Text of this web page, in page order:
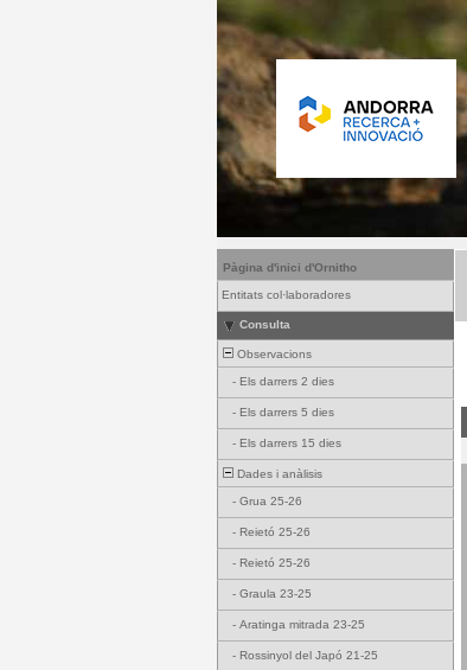
Pàgina d'inici d'Ornitho
Entitats col·laboradores
Consulta
Observacions
- Els darrers 2 dies
- Els darrers 5 dies
- Els darrers 15 dies
Dades i anàlisis
- Grua 25-26
- Reietó 25-26
- Reietó 25-26
- Graula 23-25
- Aratinga mitrada 23-25
- Rossinyol del Japó 21-25